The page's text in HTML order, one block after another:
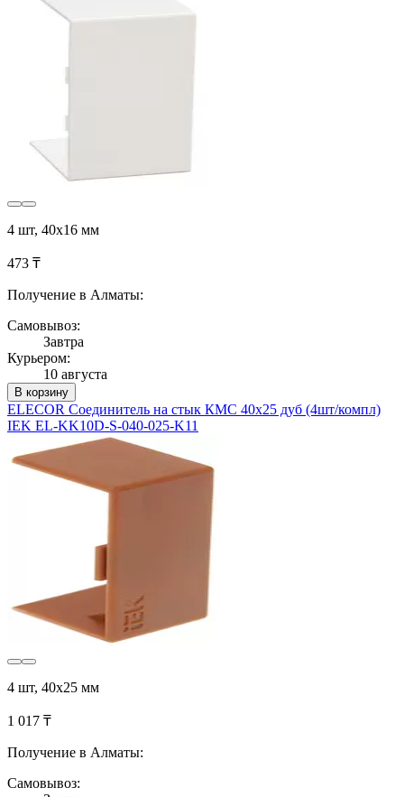
4 шт, 40x16 мм
473 ₸
Получение в Алматы:
Самовывоз:
Завтра
Курьером:
10 августа
В корзину
ELECOR Соединитель на стык КМС 40х25 дуб (4шт/компл)
IEK EL-KK10D-S-040-025-K11
4 шт, 40х25 мм
1 017 ₸
Получение в Алматы:
Самовывоз: